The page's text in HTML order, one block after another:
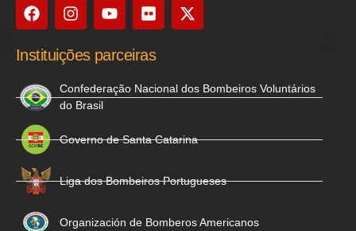
Instituições parceiras
Confederação Nacional dos Bombeiros Voluntários
do Brasil
Governo de Santa Catarina
Liga dos Bombeiros Portugueses
Organización de Bomberos Americanos